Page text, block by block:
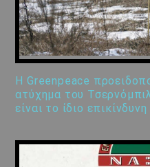
Η Greenpeace
ατύχημα του
είναι το ίδιο επικίνδυνη